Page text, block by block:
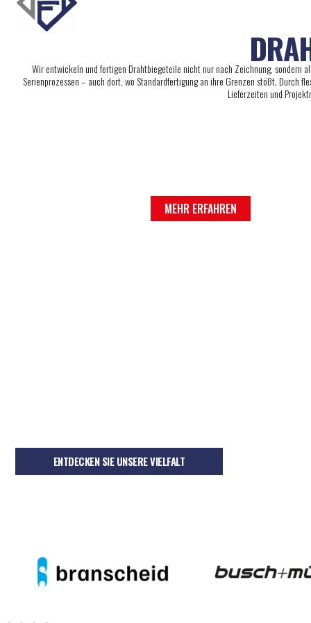
Wir entwickeln und fertigen Drahtbiegeteile nicht nur nach Zeichnung, sondern
Serienprozessen – auch dort, wo Standardfertigung an ihre Grenzen stößt. Durch
Lieferzeiten und
MEHR ERFAHREN
ENTDECKEN SIE UNSERE VIELFALT